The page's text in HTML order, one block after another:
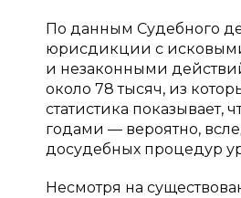
По данным Судебного
юрисдикции с
и незаконными
около 78 тысяч, из
статистика
годами — вероятно,
досудебных процедур
Несмотря на